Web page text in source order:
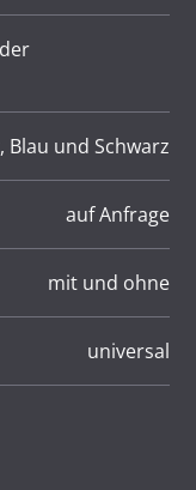
Blau und Schwarz
auf Anfrage
mit und ohne
universal